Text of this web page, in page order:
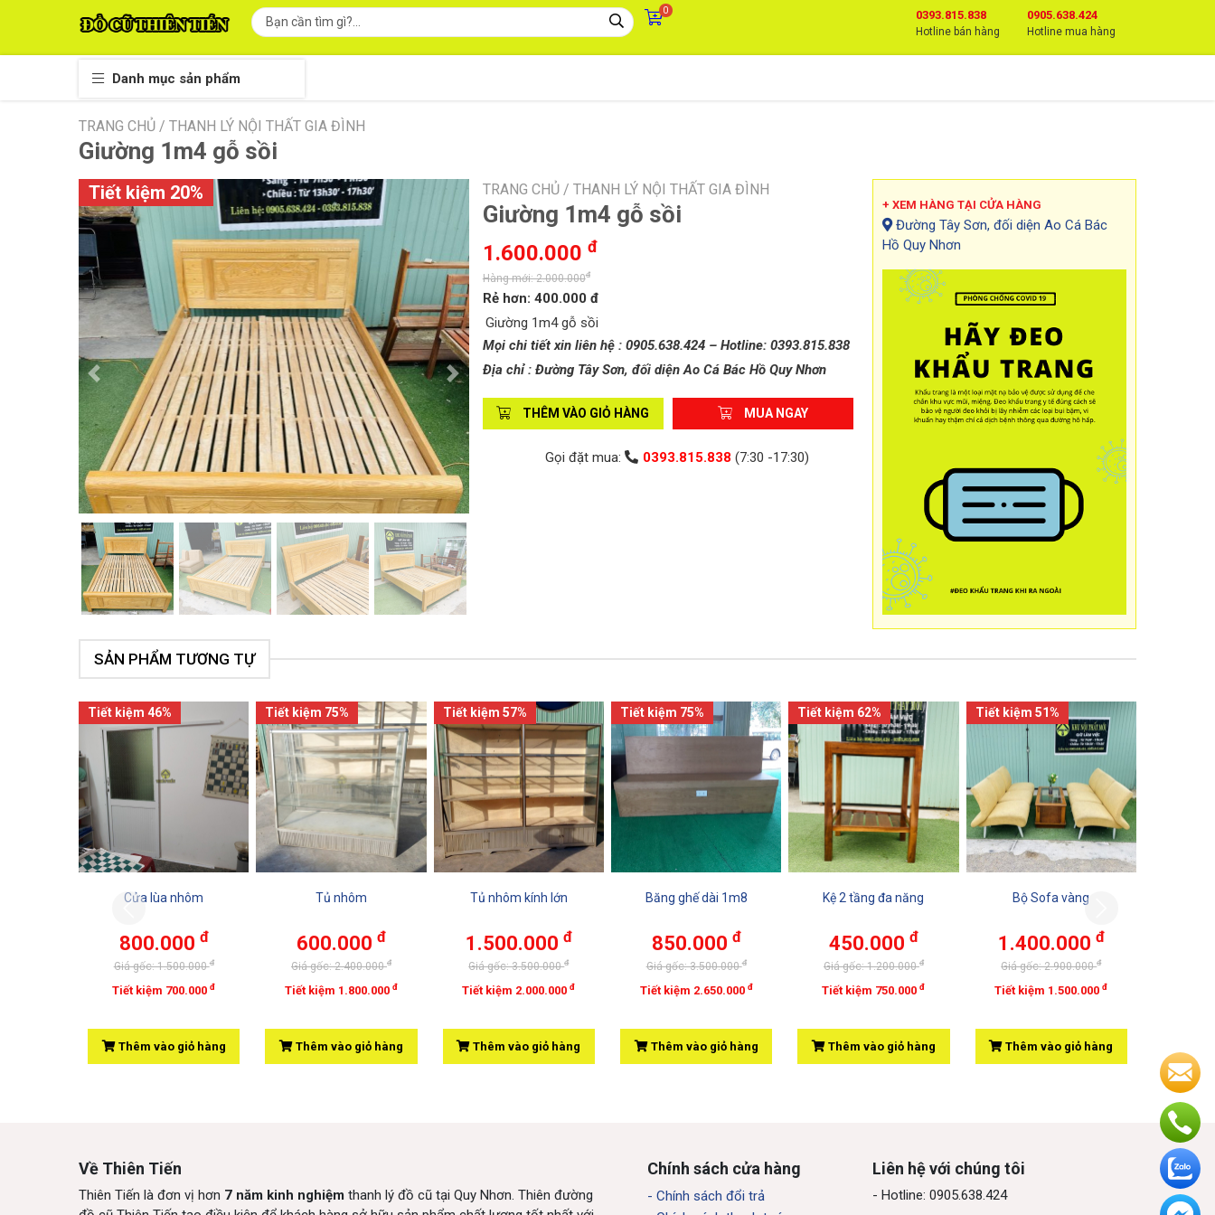
0 0393.815.838
Hotline bán hàng
0905.638.424
Hotline mua hàng
Danh mục sản phẩm
TRANG CHỦ / THANH LÝ NỘI THẤT GIA ĐÌNH
Giường 1m4 gỗ sồi
Tiết kiệm 20%
Previous Next
TRANG CHỦ / THANH LÝ NỘI THẤT GIA ĐÌNH
Giường 1m4 gỗ sồi
1.600.000 đ
Hàng mới: 2.000.000đ
Rẻ hơn: 400.000 đ
Giường 1m4 gỗ sồi
Mọi chi tiết xin liên hệ : 0905.638.424 – Hotline: 0393.815.838
Địa chỉ : Đường Tây Sơn, đối diện Ao Cá Bác Hồ Quy Nhơn
THÊM VÀO GIỎ HÀNG MUA NGAY
Gọi đặt mua: 0393.815.838 (7:30 -17:30)
+ XEM HÀNG TẠI CỬA HÀNG
Đường Tây Sơn, đối diện Ao Cá Bác
Hồ Quy Nhơn
SẢN PHẨM TƯƠNG TỰ
Tiết kiệm 46%
Cửa lùa nhôm
800.000 đ
Giá gốc: 1.500.000đ
Tiết kiệm 700.000đ
Thêm vào giỏ hàng
Tiết kiệm 75%
Tủ nhôm
600.000 đ
Giá gốc: 2.400.000đ
Tiết kiệm 1.800.000 đ
Thêm vào giỏ hàng
Tiết kiệm 57%
Tủ nhôm kính lớn
1.500.000 đ
Giá gốc: 3.500.000đ
Tiết kiệm 2.000.000đ
Thêm vào giỏ hàng
Tiết kiệm 75%
Băng ghế dài 1m8
850.000 đ
Giá gốc: 3.500.000đ
Tiết kiệm 2.650.000 đ
Thêm vào giỏ hàng
Tiết kiệm 62%
Kệ 2 tầng đa năng
450.000 đ
Giá gốc: 1.200.000đ
Tiết kiệm 750.000đ
Thêm vào giỏ hàng
Tiết kiệm 51%
Bộ Sofa vàng
1.400.000 đ
Giá gốc: 2.900.000đ
Tiết kiệm 1.500.000đ
Thêm vào giỏ hàng
Về Thiên Tiến
Thiên Tiến là đơn vị hơn 7 năm kinh nghiệm thanh lý đồ cũ tại Quy Nhơn. Thiên đường
Chính sách cửa hàng
- Chính sách đổi trả
Liên hệ với chúng tôi
- Hotline: 0905.638.424